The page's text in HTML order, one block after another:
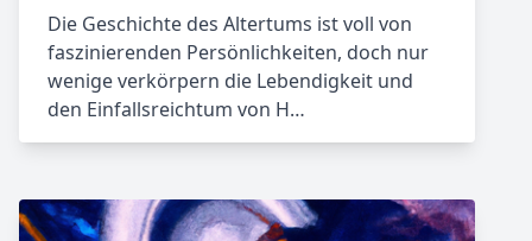
Die Geschichte des Altertums ist voll von
faszinierenden Persönlichkeiten, doch nur
wenige verkörpern die Lebendigkeit und
den Einfallsreichtum von H…